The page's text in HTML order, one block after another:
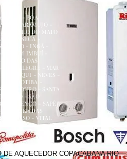
DE AQUECEDOR COPACABANA RIO
- BOA
- CARAMUJO -
DO MATO
- FONSECA -
- INGÁ -
IMBUÍ -
- LARGO DAS
MAR ALEGRE - MAR
MURIQUI - NEVES -
PENDOTIBA -
DO OURO - SANTA
- SÃO
LOURENÇO - SAPÊ -
- VARZEA DAS
- VITAL